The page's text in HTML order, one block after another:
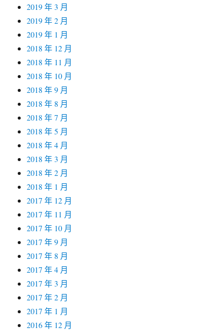
2019 年 3 月
2019 年 2 月
2019 年 1 月
2018 年 12 月
2018 年 11 月
2018 年 10 月
2018 年 9 月
2018 年 8 月
2018 年 7 月
2018 年 5 月
2018 年 4 月
2018 年 3 月
2018 年 2 月
2018 年 1 月
2017 年 12 月
2017 年 11 月
2017 年 10 月
2017 年 9 月
2017 年 8 月
2017 年 4 月
2017 年 3 月
2017 年 2 月
2017 年 1 月
2016 年 12 月